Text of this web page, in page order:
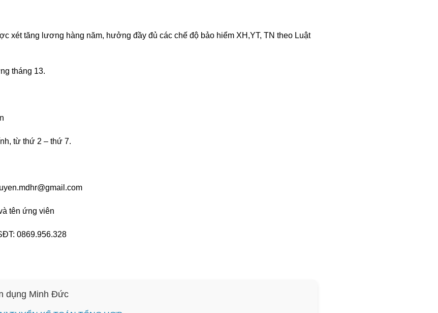
xét tăng lương hàng năm, hưởng đầy đủ các chế độ bảo hiểm XH,YT, TN theo Luật
tháng 13.
từ thứ 2 – thứ 7.
tên ứng viên
0869.956.328
dụng Minh Đức